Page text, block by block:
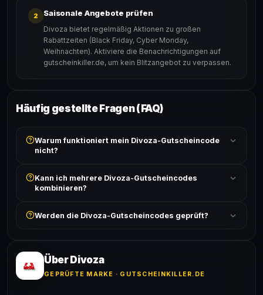
2 Saisonale Angebote prüfen
Divoza bietet regelmäßig Aktionen zu großen
Rabattzeiten (Black Friday, Cyber Monday,
Weihnachten). Aktiviere die Benachrichtigungen auf
gutscheinkiller.de, um kein Blitzangebot zu verpassen.
Häufig gestellte Fragen (FAQ)
Warum funktioniert mein Divoza-Gutscheincode
nicht?
ist und ob der Code nicht für bereits reduzierte Artikel
gilt. Alle Bedingungen findest du unter „Details".
Kann ich mehrere Divoza-Gutscheincodes
kombinieren?
akzeptiert. Die Kombination mehrerer Codes ist meist
Werden die Divoza-Gutscheincodes geprüft?
Erfolgsquote wird bei jedem Angebot angezeigt.
Über Divoza
GEPRÜFTE MARKE · GUTSCHEINKILLER.DE